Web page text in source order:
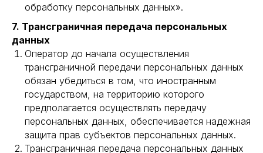
обработку персональных данных».
7. Трансграничная передача персональных
данных
Оператор до начала осуществления
трансграничной передачи персональных данных
обязан убедиться в том, что иностранным
государством, на территорию которого
предполагается осуществлять передачу
персональных данных, обеспечивается надежная
защита прав субъектов персональных данных.
Трансграничная передача персональных данных
Консалтинг
Кейсы
Морские грузоперевозки
Таможенное оформление
УСЛУГИ